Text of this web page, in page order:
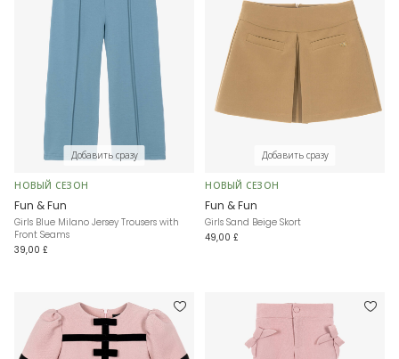
Добавить сразу
НОВЫЙ СЕЗОН
Fun & Fun
Girls Blue Milano Jersey Trousers with
Front Seams
39,00 £
Добавить сразу
НОВЫЙ СЕЗОН
Fun & Fun
Girls Sand Beige Skort
49,00 £